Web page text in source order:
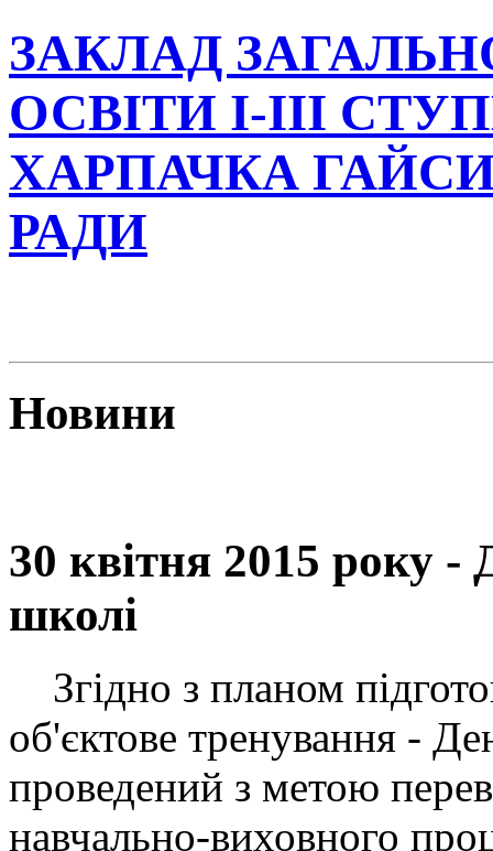
ЗАКЛАД
ОСВІТИ І-ІІІ
ХАРПАЧКА
РАДИ
Новини
30 квітня 2015 року -
школі
Згідно з планом
об'єктове тренування -
проведений з метою
навчально-виховного